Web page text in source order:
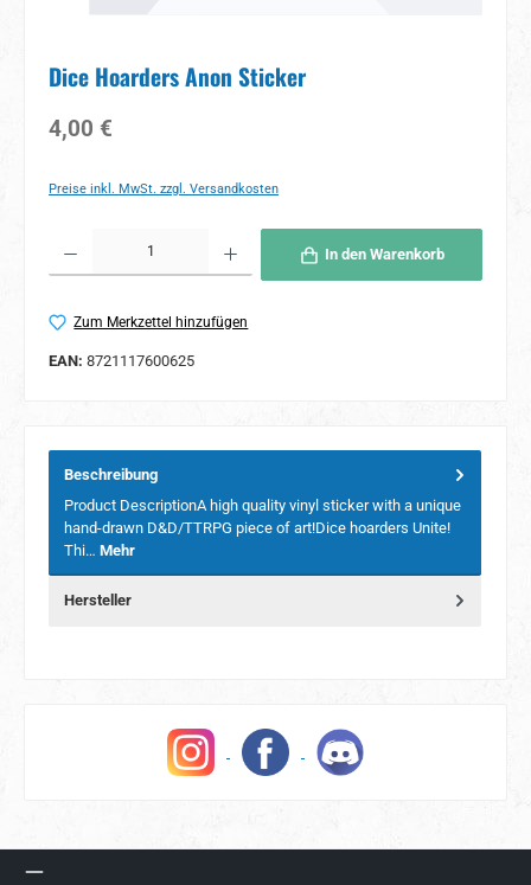
Dice Hoarders Anon Sticker
Regulärer Preis:
4,00 €
Preise inkl. MwSt. zzgl. Versandkosten
In den Warenkorb
Zum Merkzettel hinzufügen
EAN: 8721117600625
Beschreibung
Product DescriptionA high quality vinyl sticker with a unique
hand-drawn D&D/TTRPG piece of art!Dice hoarders Unite!
Thi… Mehr
Hersteller